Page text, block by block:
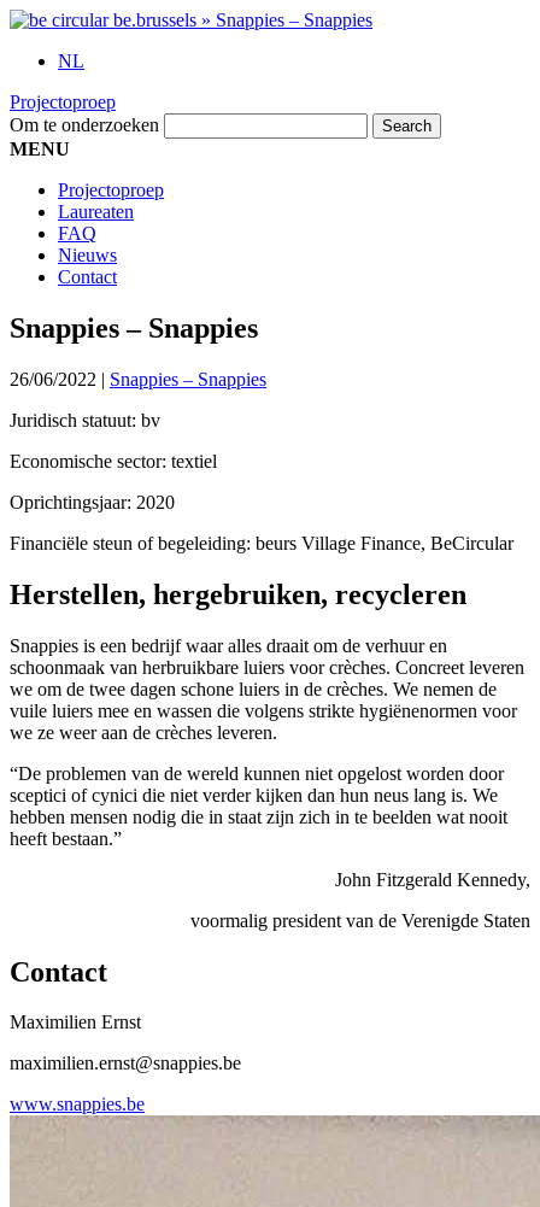
NL
Projectoproep
Om te onderzoeken
MENU
Projectoproep
Laureaten
FAQ
Nieuws
Contact
Snappies – Snappies
26/06/2022 | Snappies – Snappies
Juridisch statuut: bv
Economische sector: textiel
Oprichtingsjaar: 2020
Financiële steun of begeleiding: beurs Village Finance, BeCircular
Herstellen, hergebruiken, recycleren
Snappies is een bedrijf waar alles draait om de verhuur en
schoonmaak van herbruikbare luiers voor crèches. Concreet leveren
we om de twee dagen schone luiers in de crèches. We nemen de
vuile luiers mee en wassen die volgens strikte hygiënenormen voor
we ze weer aan de crèches leveren.
“De problemen van de wereld kunnen niet opgelost worden door
sceptici of cynici die niet verder kijken dan hun neus lang is. We
hebben mensen nodig die in staat zijn zich in te beelden wat nooit
heeft bestaan.”
John Fitzgerald Kennedy,
voormalig president van de Verenigde Staten
Contact
Maximilien Ernst
maximilien.ernst@snappies.be
www.snappies.be